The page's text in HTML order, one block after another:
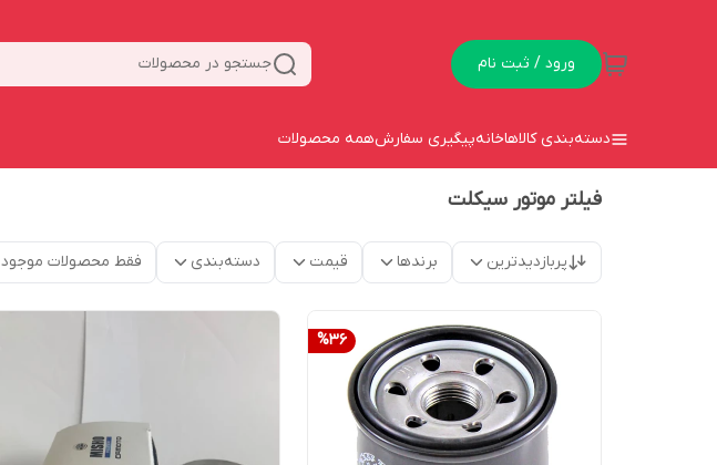
ورود / ثبت نام جستجو در محصولات
دسته‌بندی کالاهاخانهپیگیری سفارشهمه محصولات
فیلتر موتور سیکلت
پربازدیدترین برندها قیمت دسته‌بندی فقط محصولات موجود
%36